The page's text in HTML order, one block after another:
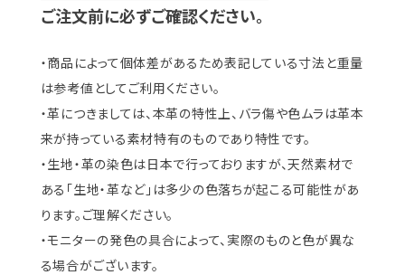
ご注文前に必ずご確認ください。
・商品によって個体差があるため表記している寸法と重量
は参考値としてご利用ください。
・革につきましては、本革の特性上、バラ傷や色ムラは革本
来が持っている素材特有のものであり特性です。
・生地・革の染色は日本で行っておりますが、天然素材で
ある「生地・革など」は多少の色落ちが起こる可能性があ
ります。ご理解ください。
・モニターの発色の具合によって、実際のものと色が異な
る場合がございます。